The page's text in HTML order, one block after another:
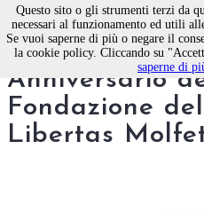
Questa sera
Anniversario
Fondazione
Libertas
Questo sito o gli strumenti terzi da
necessari al funzionamento ed utili
Se vuoi saperne di più o negare il
la cookie policy. Cliccando su
saperne di